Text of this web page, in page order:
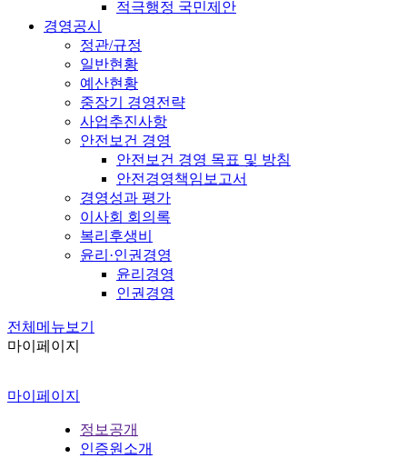
적극행정 국민제안
경영공시
정관/규정
일반현황
예산현황
중장기 경영전략
사업추진사항
안전보건 경영
안전보건 경영 목표 및 방침
안전경영책임보고서
경영성과 평가
이사회 회의록
복리후생비
윤리·인권경영
윤리경영
인권경영
전체메뉴보기
마이페이지
마이페이지
정보공개
인증원소개